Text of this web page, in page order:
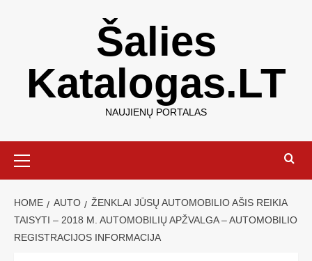
Šalies
Katalogas.LT
NAUJIENŲ PORTALAS
HOME AUTO
ŽENKLAI JŪSŲ AUTOMOBILIO AŠIS REIKIA
TAISYTI – 2018 M. AUTOMOBILIŲ APŽVALGA – AUTOMOBILIO
REGISTRACIJOS INFORMACIJA